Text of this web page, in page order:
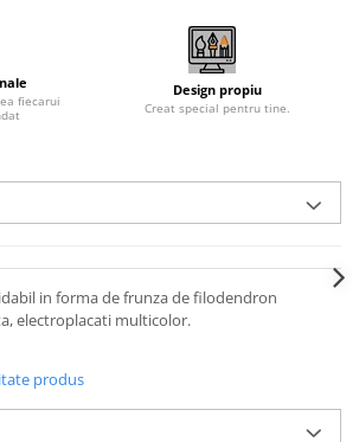
fiecarui
Design propiu
Creat special pentru tine.
in forma de frunza de filodendron
electroplacati multicolor.
produs